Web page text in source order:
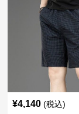
¥4,140 (税込)